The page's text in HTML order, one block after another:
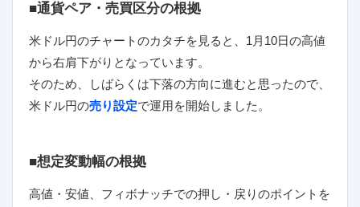
■通貨ペア・売買区分の根拠
米ドル円のチャートのカタチを見ると、1月10日の高値
から右肩下がりとなっています。
そのため、しばらくは下落の方向に進むと思ったので、
米ドル円の売り設定で運用を開始しました。
■想定変動幅の根拠
高値・安値、フィボナッチでの押し・戻りのポイントを